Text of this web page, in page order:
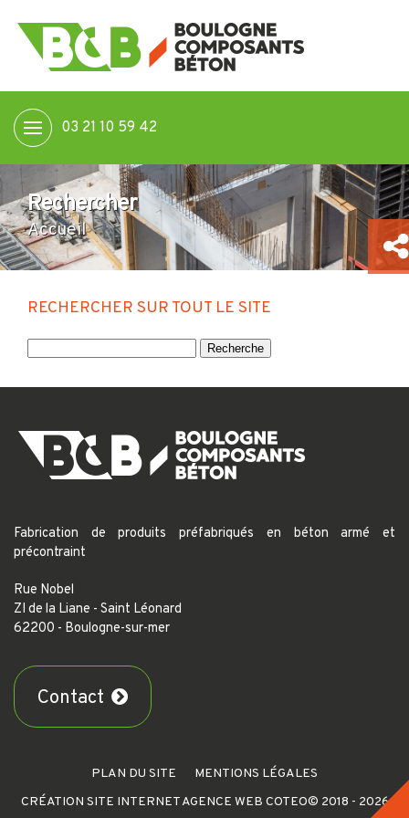
03 21 10 59 42
Rechercher
Accueil
RECHERCHER SUR TOUT LE SITE
Fabrication de produits préfabriqués en béton armé et
précontraint
Rue Nobel
ZI de la Liane - Saint Léonard
62200 - Boulogne-sur-mer
Contact
PLAN DU SITE
MENTIONS LÉGALES
CRÉATION SITE INTERNET AGENCE WEB COTEO© 2018 - 2026